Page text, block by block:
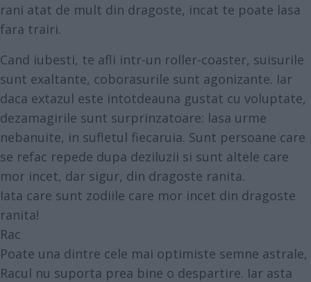
rani atat de mult din dragoste, incat te poate lasa
fara trairi.
Cand iubesti, te afli intr-un roller-coaster, suisurile
sunt exaltante, coborasurile sunt agonizante. Iar
daca extazul este intotdeauna gustat cu voluptate,
dezamagirile sunt surprinzatoare: lasa urme
nebanuite, in sufletul fiecaruia. Sunt persoane care
se refac repede dupa deziluzii si sunt altele care
mor incet, dar sigur, din dragoste ranita.
Iata care sunt zodiile care mor incet din dragoste
ranita!
Rac
Poate una dintre cele mai optimiste semne astrale,
Racul nu suporta prea bine o despartire. Iar asta